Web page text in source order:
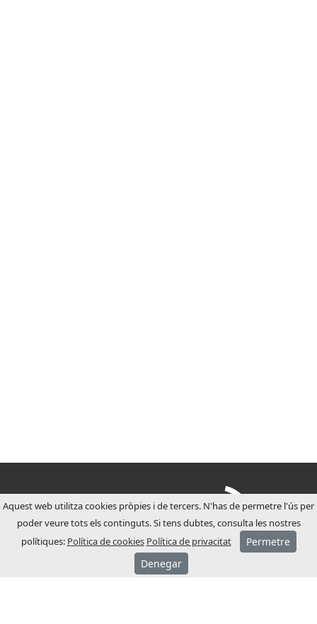
Aquest web utilitza cookies pròpies i de tercers. N'has de permetre l'ús per
poder veure tots els continguts. Si tens dubtes, consulta les nostres
polítiques: Política de cookies Política de privacitat
Permetre
Denegar